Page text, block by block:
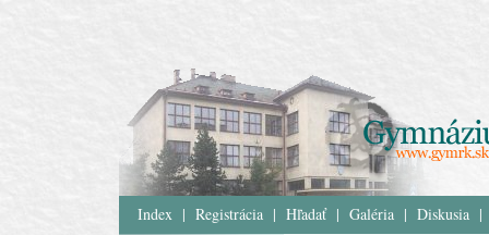
Index | Registrácia | Hľadať | Galéria | Diskusia |